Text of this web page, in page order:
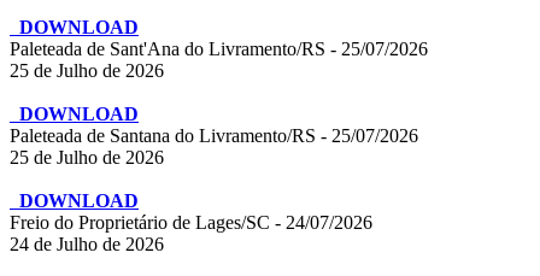
DOWNLOAD
Paleteada de Sant'Ana do Livramento/RS - 25/07/2026
25 de Julho de 2026
DOWNLOAD
Paleteada de Santana do Livramento/RS - 25/07/2026
25 de Julho de 2026
DOWNLOAD
Freio do Proprietário de Lages/SC - 24/07/2026
24 de Julho de 2026